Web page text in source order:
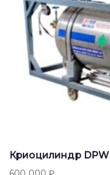
Криоцилиндр